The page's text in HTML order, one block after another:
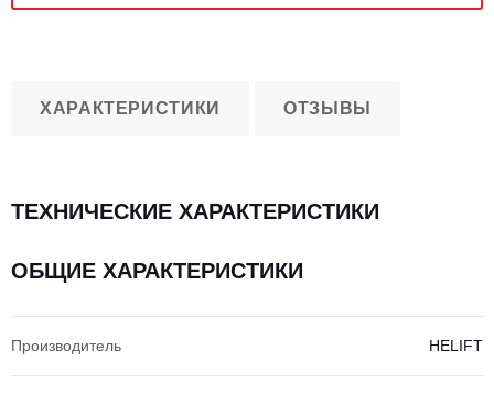
ХАРАКТЕРИСТИКИ ОТЗЫВЫ
ТЕХНИЧЕСКИЕ ХАРАКТЕРИСТИКИ
ОБЩИЕ ХАРАКТЕРИСТИКИ
Производитель HELIFT